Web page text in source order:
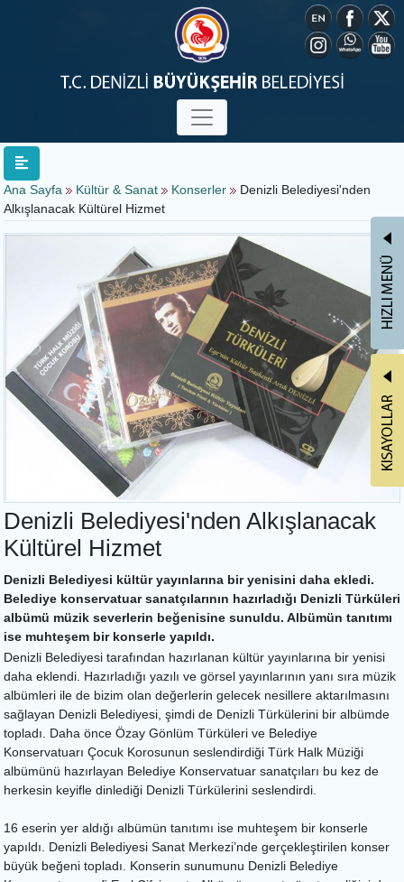
Ana Sayfa Kültür & Sanat Konserler
Denizli Belediyesi'nden
Alkışlanacak Kültürel Hizmet
Denizli Belediyesi'nden Alkışlanacak
Kültürel Hizmet
Denizli Belediyesi kültür yayınlarına bir yenisini daha ekledi.
Belediye konservatuar sanatçılarının hazırladığı Denizli Türküleri
albümü müzik severlerin beğenisine sunuldu. Albümün tanıtımı
ise muhteşem bir konserle yapıldı.
Denizli Belediyesi tarafından hazırlanan kültür yayınlarına bir yenisi
daha eklendi. Hazırladığı yazılı ve görsel yayınlarının yanı sıra müzik
albümleri ile de bizim olan değerlerin gelecek nesillere aktarılmasını
sağlayan Denizli Belediyesi, şimdi de Denizli Türkülerini bir albümde
topladı. Daha önce Özay Gönlüm Türküleri ve Belediye
Konservatuarı Çocuk Korosunun seslendirdiği Türk Halk Müziği
albümünü hazırlayan Belediye Konservatuar sanatçıları bu kez de
herkesin keyifle dinlediği Denizli Türkülerini seslendirdi.
16 eserin yer aldığı albümün tanıtımı ise muhteşem bir konserle
yapıldı. Denizli Belediyesi Sanat Merkezi’nde gerçekleştirilen konser
büyük beğeni topladı. Konserin sunumunu Denizli Belediye